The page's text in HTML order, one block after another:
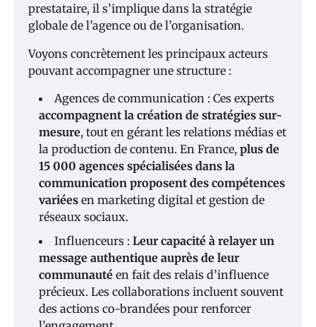
prestataire, il s’implique dans la stratégie
globale de l’agence ou de l’organisation.
Voyons concrètement les principaux acteurs
pouvant accompagner une structure :
Agences de communication : Ces experts
accompagnent la création de stratégies sur-
mesure, tout en gérant les relations médias et
la production de contenu. En France, plus de
15 000 agences spécialisées dans la
communication proposent des compétences
variées en marketing digital et gestion de
réseaux sociaux.
Influenceurs : Leur capacité à relayer un
message authentique auprès de leur
communauté en fait des relais d’influence
précieux. Les collaborations incluent souvent
des actions co-brandées pour renforcer